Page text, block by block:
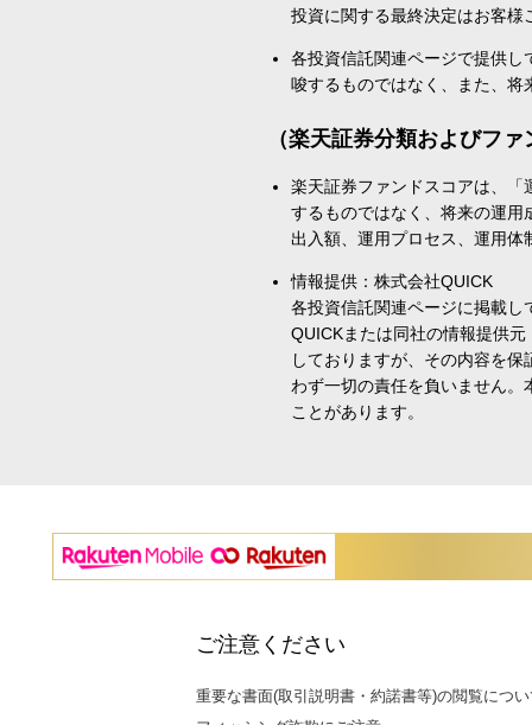
投資に関する最終決定はお客
各投資信託関連ページで提供
唆するものではなく、また、
（楽天証券分類およびフ
楽天証券ファンドスコアは、
するものではなく、将来の運
出入額、運用プロセス、運用
情報提供：株式会社QUICK
各投資信託関連ページに掲載
QUICKまたは同社の情報提供
しておりますが、その内容を
わず一切の責任を負いません
ことがあります。
ご注意ください
重要な書面(取引説明書・約諾書等)の閲覧につ